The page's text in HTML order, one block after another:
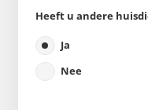
Heeft u andere
Ja
Nee